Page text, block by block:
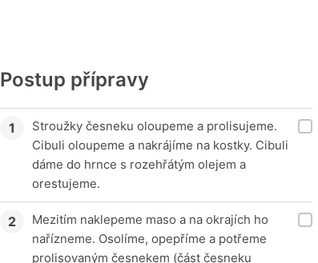
Postup přípravy
Stroužky česneku oloupeme a prolisujeme.
Cibuli oloupeme a nakrájíme na kostky. Cibuli
dáme do hrnce s rozehřátým olejem a
orestujeme.
Mezitím naklepeme maso a na okrajích ho
nařízneme. Osolíme, opepříme a potřeme
prolisovaným česnekem (část česneku